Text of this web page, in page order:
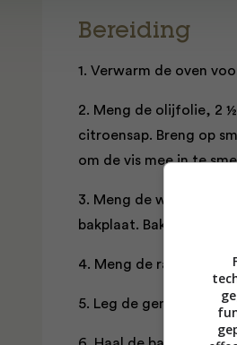
Bereiding
1. Verwarm de oven
2. Meng de olijfolie, 2
citroensap. Breng op
om de vis mee in te
3. Meng de wortel en
bakplaat. Bak dit 15
4. Meng de radijsjes
5. Leg de